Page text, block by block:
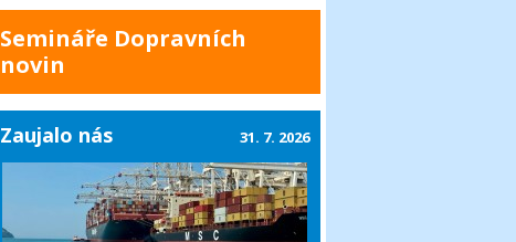
Semináře Dopravních
novin
Zaujalo nás 31. 7. 2026